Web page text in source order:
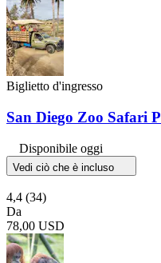
Biglietto d'ingresso
San Diego Zoo Safari
Disponibile oggi
Vedi ciò che è incluso
4,4 (34)
Da
78,00 USD